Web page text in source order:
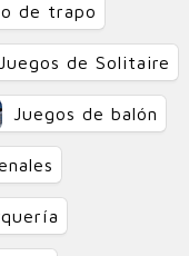
de trapo
de Solitaire
Juegos de balón